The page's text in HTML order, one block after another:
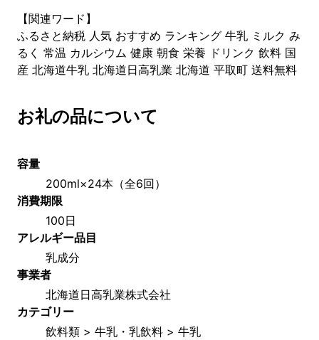
【関連ワード】
ふるさと納税 人気 おすすめ ランキング 牛乳 ミルク み
るく 常温 カルシウム 健康 朝食 栄養 ドリンク 飲料 国
産 北海道牛乳 北海道日高乳業 北海道 平取町 送料無料
お礼の品について
容量
200ml×24本（全6回）
消費期限
100日
アレルギー品目
乳成分
事業者
北海道日高乳業株式会社
カテゴリー
飲料類 > 牛乳・乳飲料 > 牛乳